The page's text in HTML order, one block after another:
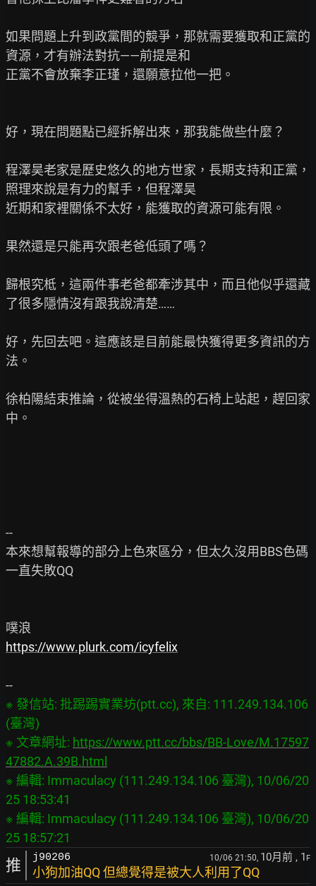
如果問題上升到政黨間的競爭，那就需要獲取和正黨的
資源，才有辦法對抗——前提是和
正黨不會放棄李正瑾，還願意拉他一把。
好，現在問題點已經拆解出來，那我能做些什麼？
程澤昊老家是歷史悠久的地方世家，長期支持和正黨，
照理來說是有力的幫手，但程澤昊
近期和家裡關係不太好，能獲取的資源可能有限。
果然還是只能再次跟老爸低頭了嗎？
歸根究柢，這兩件事老爸都牽涉其中，而且他似乎還藏
了很多隱情沒有跟我說清楚……
好，先回去吧。這應該是目前能最快獲得更多資訊的方
法。
徐柏陽結束推論，從被坐得溫熱的石椅上站起，趕回家
中。
--
本來想幫報導的部分上色來區分，但太久沒用BBS色碼
一直失敗QQ
https://www.plurk.com/icyfelix
※ 發信站: 批踢踢實業坊(ptt.cc), 來自: 111.249.134.106
(臺灣)
※ 文章網址: https://www.ptt.cc/bbs/BB-Love/M.17597
47882.A.39B.html
※ 編輯: Immaculacy (111.249.134.106 臺灣), 10/06/20
25 18:53:41
※ 編輯: Immaculacy (111.249.134.106 臺灣), 10/06/20
推 j90206 10/06 21:50, 10月前 , 1 F
小狗加油QQ 但總覺得是被大人利用了QQ